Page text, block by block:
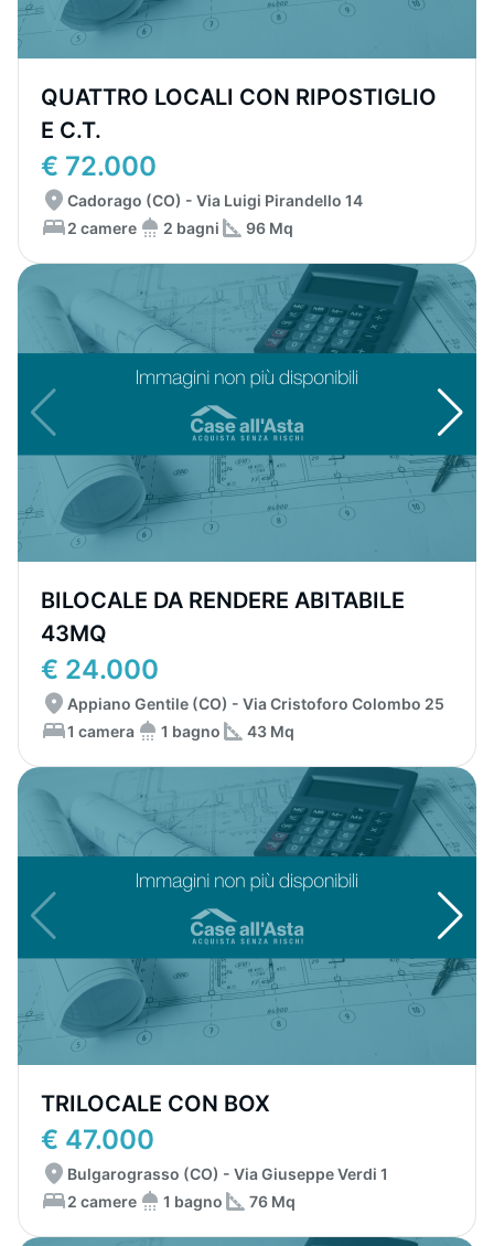
QUATTRO LOCALI CON RIPOSTIGLIO
E C.T.
€ 72.000
Cadorago (CO) - Via Luigi Pirandello 14
2 camere
2 bagni 96 Mq
BILOCALE DA RENDERE ABITABILE
43MQ
€ 24.000
Appiano Gentile (CO) - Via Cristoforo Colombo 25
1 camera
1 bagno 43 Mq
TRILOCALE CON BOX
€ 47.000
Bulgarograsso (CO) - Via Giuseppe Verdi 1
2 camere
1 bagno 76 Mq